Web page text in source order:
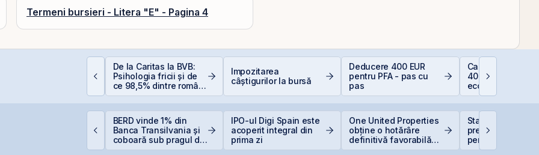
Termeni bursieri - Litera "E" - Pagina 4
De la Caritas la BVB:
Psihologia fricii și de
ce 98,5% dintre români
evită investițiile la
Impozitarea
câștigurilor la bursă
Deducere 400 EUR
pentru PFA - pas cu
pas
Calculator
400 EUR — cât
economisești
BERD vinde 1% din
Banca Transilvania și
coboară sub pragul de
IPO-ul Digi Spain este
acoperit integral din
prima zi
One United Properties
obține o hotărâre
definitivă favorabilă
Statul român
pregătește
pentru achiziția
gazelor Neptun